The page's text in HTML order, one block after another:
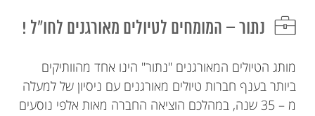
נתור – המומחים לטיולים מאורגנים לחו"ל !
מותג הטיולים המאורגנים "נתור" הינו אחד מהוותיקים
ביותר בענף חברות טיולים מאורגנים עם ניסיון של למעלה
מ – 35 שנה,
במהלכם הוציאה החברה מאות אלפי נוסעים